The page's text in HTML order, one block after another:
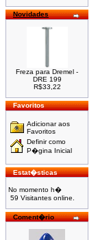
Novidades
Freza para Dremel -
DRE 199
R$33,22
Favoritos
Adicionar aos
Favoritos
Definir como
P�gina Inicial
Estat�sticas
No momento h�
59 Visitantes online.
Coment�rio